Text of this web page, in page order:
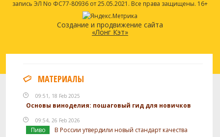
запись ЭЛ No ФС77-80936 от 25.05.2021. Все права защищены. 16+
Создание и продвижение сайта
«Лонг Кэт»
МАТЕРИАЛЫ
09:51, 18 Feb 2025
Основы виноделия: пошаговый гид для новичков
09:54, 26 Feb 2026
Пиво
В России утвердили новый стандарт качества